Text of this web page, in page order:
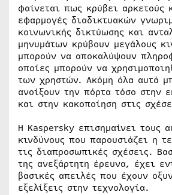
φαίνεται πως κρύβει αρκετούς
εφαρμογές διαδικτυακών
κοινωνικής δικτύωσης και
μηνυμάτων κρύβουν μεγάλους
μπορούν να αποκαλύψουν
οποίες μπορούν να
των χρηστών. Ακόμη όλα αυτά
ανοίξουν την πόρτα τόσο στην
και στην κακοποίηση στις
Η Kaspersky επισημαίνει τους
κινδύνους που παρουσιάζει η
τις διαπροσωπικές σχέσεις.
της ανεξάρτητη έρευνα, έχει
βασικές απειλές που έχουν
εξελίξεις στην τεχνολογία.